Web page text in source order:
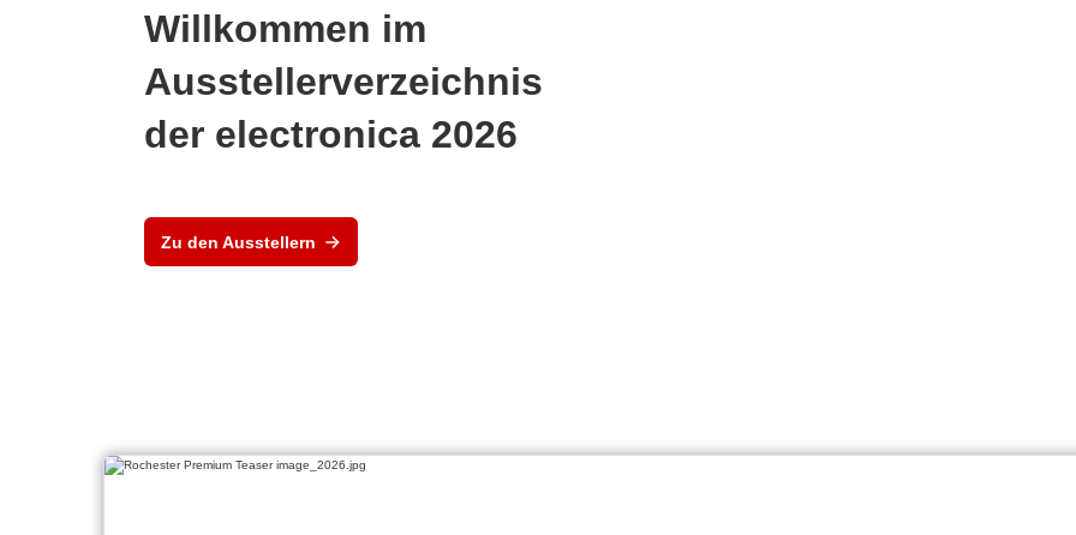
Willkommen im
Ausstellerverzeichnis
der electronica 2026
Zu den Ausstellern